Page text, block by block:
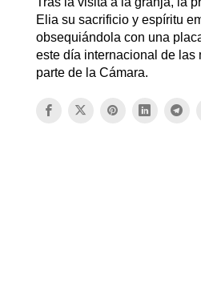
Elia su sacrificio y espíritu
obsequiándola con una
este día internacional de las
parte de la Cámara.